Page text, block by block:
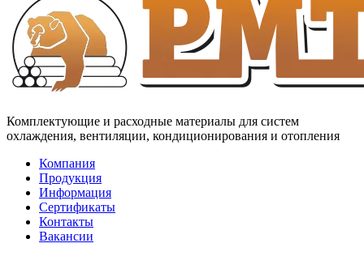
Комплектующие и расходные материалы для систем
охлаждения, вентиляции, кондиционирования и отопления
Компания
Продукция
Информация
Сертификаты
Контакты
Вакансии